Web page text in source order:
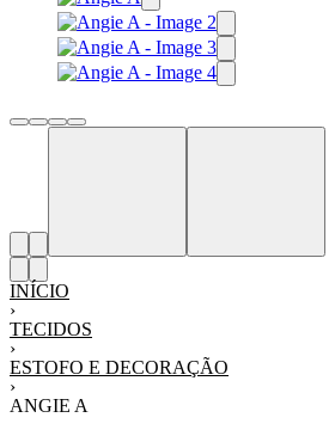
INÍCIO
›
TECIDOS
›
ESTOFO E DECORAÇÃO
›
ANGIE A